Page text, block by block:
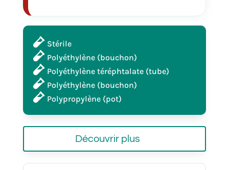
Stérile
Polyéthylène (bouchon)
Polyéthylène téréphtalate (tube)
Polyéthylène (bouchon)
Polypropylène (pot)
Découvrir plus